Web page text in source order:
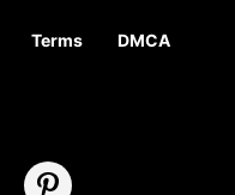
Terms DMCA